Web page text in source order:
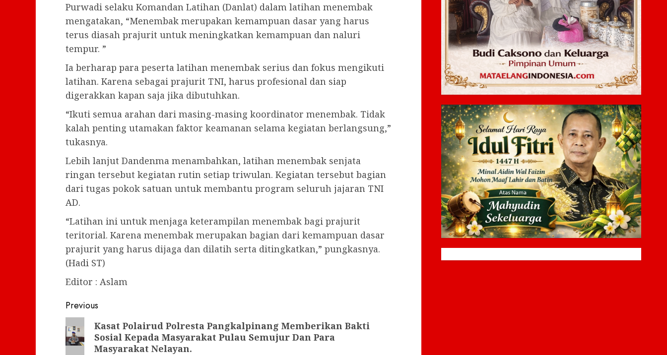
Purwadi selaku Komandan Latihan (Danlat) dalam latihan menembak
mengatakan, “Menembak merupakan kemampuan dasar yang harus
terus diasah prajurit untuk meningkatkan kemampuan dan naluri
tempur. ”
Ia berharap para peserta latihan menembak serius dan fokus mengikuti
latihan. Karena sebagai prajurit TNI, harus profesional dan siap
digerakkan kapan saja jika dibutuhkan.
“Ikuti semua arahan dari masing-masing koordinator menembak. Tidak
kalah penting utamakan faktor keamanan selama kegiatan berlangsung,”
tukasnya.
Lebih lanjut Dandenma menambahkan, latihan menembak senjata
ringan tersebut kegiatan rutin setiap triwulan. Kegiatan tersebut bagian
dari tugas pokok satuan untuk membantu program seluruh jajaran TNI
AD.
“Latihan ini untuk menjaga keterampilan menembak bagi prajurit
teritorial. Karena menembak merupakan bagian dari kemampuan dasar
prajurit yang harus dijaga dan dilatih serta ditingkatkan,” pungkasnya.
(Hadi ST)
Editor : Aslam
Post
navigation
Previous
Previous
post:
Kasat Polairud Polresta Pangkalpinang Memberikan Bakti
Sosial Kepada Masyarakat Pulau Semujur Dan Para
Masyarakat Nelayan.